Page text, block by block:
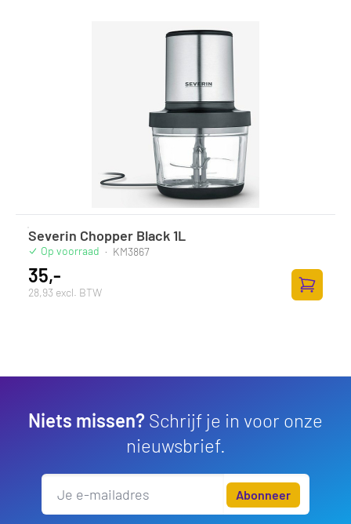
Severin Chopper Black 1L
Op voorraad · KM3867
35,-
28,93 excl. BTW
Niets missen? Schrijf je in voor onze
nieuwsbrief.
Abonneer